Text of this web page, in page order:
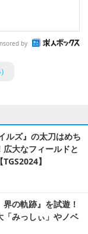
by
ルズ』の太刀はめち
大なフィールドと
】
の軌跡』を試遊！
「みっしぃ」やノベ